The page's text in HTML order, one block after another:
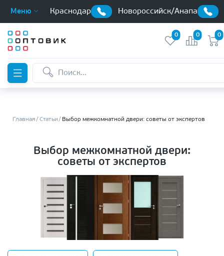
Меню Краснодар Новороссийск/Анапа
0 0 0
Главная Статьи Выбор межкомнатной двери: советы от экспертов
Выбор межкомнатной двери:
советы от экспертов